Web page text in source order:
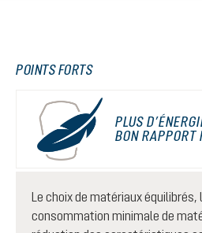
POINTS FORTS
PLUS
BON RAPPORT
Le choix de matériaux
consommation minimale de